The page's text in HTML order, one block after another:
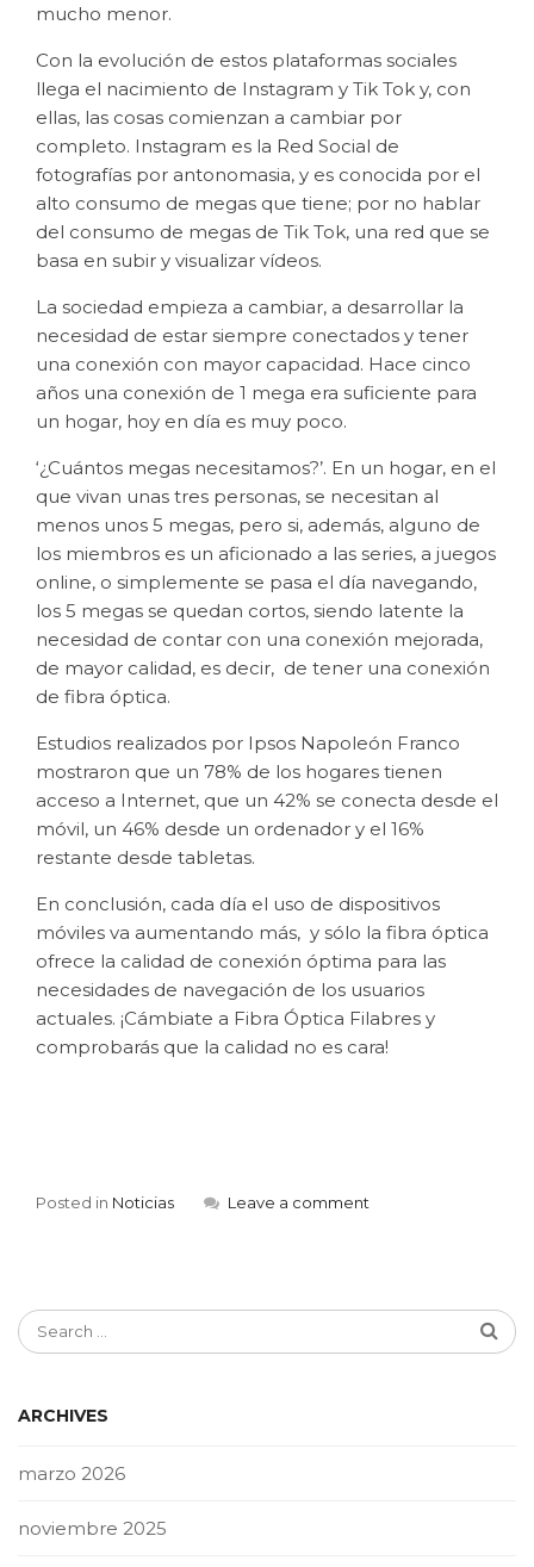
mucho menor.
Con la evolución de estos plataformas sociales
llega el nacimiento de Instagram y Tik Tok y, con
ellas, las cosas comienzan a cambiar por
completo. Instagram es la Red Social de
fotografías por antonomasia, y es conocida por el
alto consumo de megas que tiene; por no hablar
del consumo de megas de Tik Tok, una red que se
basa en subir y visualizar vídeos.
La sociedad empieza a cambiar, a desarrollar la
necesidad de estar siempre conectados y tener
una conexión con mayor capacidad. Hace cinco
años una conexión de 1 mega era suficiente para
un hogar, hoy en día es muy poco.
‘¿Cuántos megas necesitamos?’. En un hogar, en el
que vivan unas tres personas, se necesitan al
menos unos 5 megas, pero si, además, alguno de
los miembros es un aficionado a las series, a juegos
online, o simplemente se pasa el día navegando,
los 5 megas se quedan cortos, siendo latente la
necesidad de contar con una conexión mejorada,
de mayor calidad, es decir, de tener una conexión
de fibra óptica.
Estudios realizados por Ipsos Napoleón Franco
mostraron que un 78% de los hogares tienen
acceso a Internet, que un 42% se conecta desde el
móvil, un 46% desde un ordenador y el 16%
restante desde tabletas.
En conclusión, cada día el uso de dispositivos
móviles va aumentando más, y sólo la fibra óptica
ofrece la calidad de conexión óptima para las
necesidades de navegación de los usuarios
actuales. ¡Cámbiate a Fibra Óptica Filabres y
comprobarás que la calidad no es cara!
Posted in Noticias Leave a comment
ARCHIVES
marzo 2026
noviembre 2025